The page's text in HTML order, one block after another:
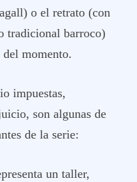
o el retrato (con
tradicional barroco)
momento.
impuestas,
son algunas de
de la serie:
un taller,